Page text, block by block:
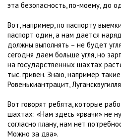
эта безопасность, по-моему, до
Вот, например, по паспорту
паспорт один, а нам дается
должны выполнять – не будет
сегодня даем больше угля, но
на государственных шахтах
тыс. гривен. Знаю, например
Ровенькиантрацит,
Вот говорят ребята, которые
шахтах: «Нам здесь «рвачи» не
согласно плану, нам нет
Можно за два».